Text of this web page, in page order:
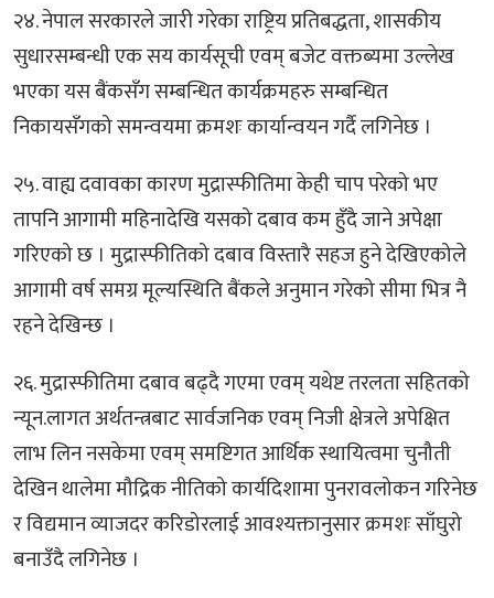
२४. नेपाल सरकारले जारी गरेका राष्ट्रिय प्रतिबद्धता, शासकीय
सुधारसम्बन्धी एक सय कार्यसूची एवम् बजेट वक्तब्यमा उल्लेख
भएका यस बैंकसँग सम्बन्धित कार्यक्रमहरु सम्बन्धित
निकायसँगको समन्वयमा क्रमशः कार्यान्वयन गर्दै लगिनेछ ।
२५. वाह्य दवावका कारण मुद्रास्फीतिमा केही चाप परेको भए
तापनि आगामी महिनादेखि यसको दबाव कम हुँदै जाने अपेक्षा
गरिएको छ । मुद्रास्फीतिको दबाव विस्तारै सहज हुने देखिएकोले
आगामी वर्ष समग्र मूल्यस्थिति बैंकले अनुमान गरेको सीमा भित्र नै
रहने देखिन्छ ।
२६. मुद्रास्फीतिमा दबाव बढ्दै गएमा एवम् यथेष्ट तरलता सहितको
न्यून.लागत अर्थतन्त्रबाट सार्वजनिक एवम् निजी क्षेत्रले अपेक्षित
लाभ लिन नसकेमा एवम् समष्टिगत आर्थिक स्थायित्वमा चुनौती
देखिन थालेमा मौद्रिक नीतिको कार्यदिशामा पुनरावलोकन गरिनेछ
र विद्यमान व्याजदर करिडोरलाई आवश्यक्तानुसार क्रमशः साँघुरो
बनाउँदै लगिनेछ ।